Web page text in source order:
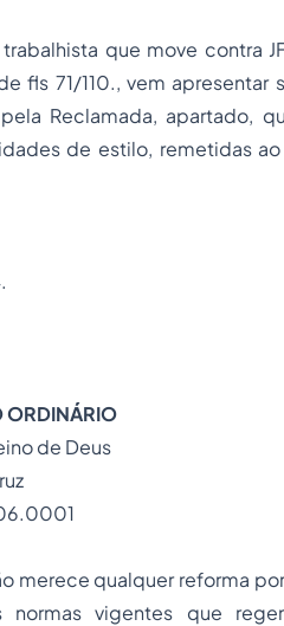
que move contra
fls 71/110., vem apresentar
Reclamada, apartado,
de estilo, remetidas
ORDINÁRIO
de Deus
merece qualquer reforma
normas vigentes que